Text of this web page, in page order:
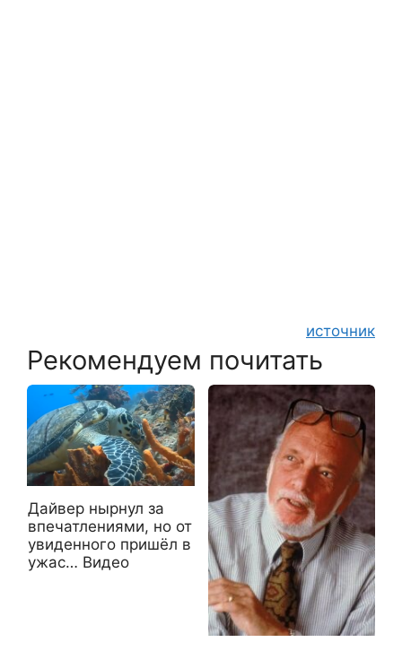
источник
Рекомендуем почитать
Дайвер нырнул за
впечатлениями, но от
увиденного пришёл в
ужас… Видео